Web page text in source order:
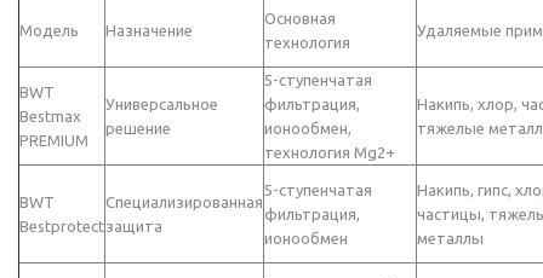
Модель Назначение
Основная
технология
Удаляемые
BWT
Bestmax
PREMIUM
Универсальное
решение
5-ступенчатая
фильтрация,
ионообмен,
технология Mg2+
Накипь, хлор,
тяжелые
BWT
Bestprotect
Специализированная
защита
5-ступенчатая
фильтрация,
ионообмен
Накипь, гипс,
частицы,
металлы